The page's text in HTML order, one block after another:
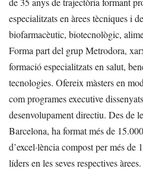
especialitzats en àrees tècniques i
biofarmacèutic, biotecnològic,
Forma part del grup Metrodora,
formació especialitzats en salut,
tecnologies. Ofereix màsters en
com programes executive
desenvolupament directiu. Des de
Barcelona, ha format més de
d’excel·lència compost per més de
líders en les seves respectives